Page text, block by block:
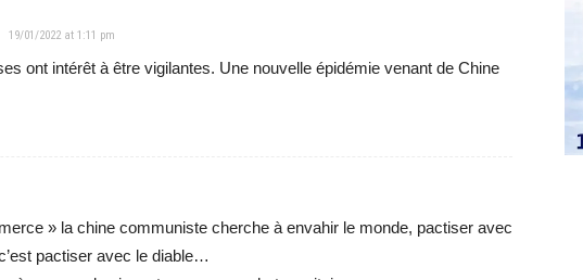
19/01/2022 at 1:11 pm
ont intérêt à être vigilantes. Une nouvelle épidémie venant de Chine
» la chine communiste cherche à envahir le monde, pactiser avec
pactiser avec le diable…